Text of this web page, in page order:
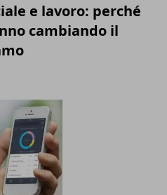
e lavoro: perché
cambiando il